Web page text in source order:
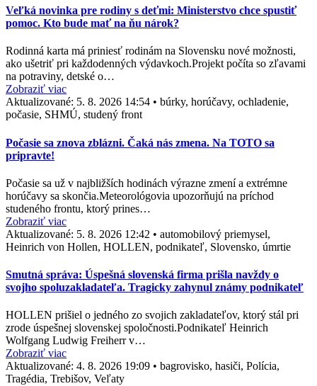
Veľká novinka pre rodiny s deťmi: Ministerstvo chce spustiť
pomoc. Kto bude mať na ňu nárok?
Rodinná karta má priniesť rodinám na Slovensku nové možnosti,
ako ušetriť pri každodenných výdavkoch.Projekt počíta so zľavami
na potraviny, detské o…
Zobraziť viac
Aktualizované: 5. 8. 2026 14:54 • búrky, horúčavy, ochladenie,
počasie, SHMÚ, studený front
Počasie sa znova zblázni. Čaká nás zmena. Na TOTO sa
pripravte!
Počasie sa už v najbližších hodinách výrazne zmení a extrémne
horúčavy sa skončia.Meteorológovia upozorňujú na príchod
studeného frontu, ktorý prines…
Zobraziť viac
Aktualizované: 5. 8. 2026 12:42 • automobilový priemysel,
Heinrich von Hollen, HOLLEN, podnikateľ, Slovensko, úmrtie
Smutná správa: Úspešná slovenská firma prišla navždy o
svojho spoluzakladateľa. Tragicky zahynul známy podnikateľ
HOLLEN prišiel o jedného zo svojich zakladateľov, ktorý stál pri
zrode úspešnej slovenskej spoločnosti.Podnikateľ Heinrich
Wolfgang Ludwig Freiherr v…
Zobraziť viac
Aktualizované: 4. 8. 2026 19:09 • bagrovisko, hasiči, Polícia,
Tragédia, Trebišov, Veľaty